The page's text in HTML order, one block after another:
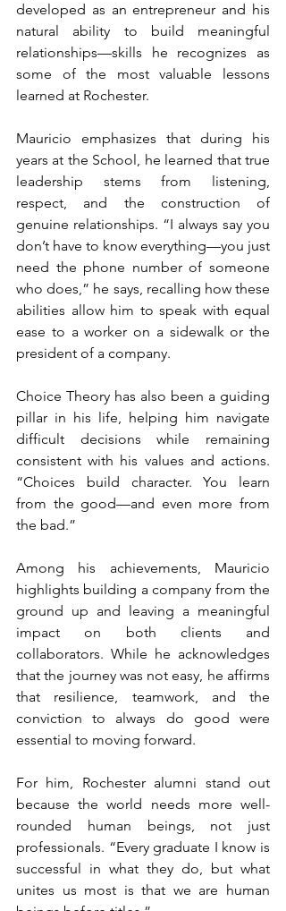
developed as an entrepreneur and his
natural ability to build meaningful
relationships—skills he recognizes as
some of the most valuable lessons
learned at Rochester.
Mauricio emphasizes that during his
years at the School, he learned that true
leadership stems from listening,
respect, and the construction of
genuine relationships. “I always say you
don’t have to know everything—you just
need the phone number of someone
who does,” he says, recalling how these
abilities allow him to speak with equal
ease to a worker on a sidewalk or the
president of a company.
Choice Theory has also been a guiding
pillar in his life, helping him navigate
difficult decisions while remaining
consistent with his values and actions.
“Choices build character. You learn
from the good—and even more from
the bad.”
Among his achievements, Mauricio
highlights building a company from the
ground up and leaving a meaningful
impact on both clients and
collaborators. While he acknowledges
that the journey was not easy, he affirms
that resilience, teamwork, and the
conviction to always do good were
essential to moving forward.
For him, Rochester alumni stand out
because the world needs more well-
rounded human beings, not just
professionals. “Every graduate I know is
successful in what they do, but what
unites us most is that we are human